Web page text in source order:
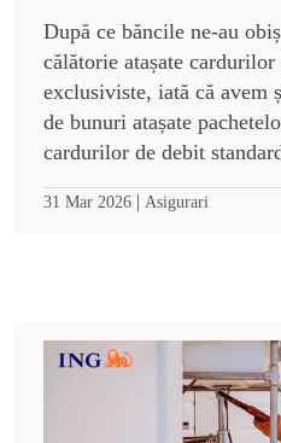
După ce băncile ne-au
călătorie atașate
exclusiviste, iată că avem
de bunuri atașate
cardurilor de debit
31 Mar 2026 | Asigurari